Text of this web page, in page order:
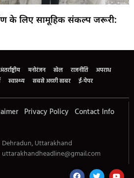
के लिए सामूहिक संकल्प जरूरी:
अंतर्राष्ट्रीय मनोरंजन खेल राजनीति
अपराध
स्वास्थ्य सबसे अच्छी खबर ई-पेपर
Privacy Policy Contact Info
Dehradun, Uttarakhand
uttarakhandheadline@gmail.com